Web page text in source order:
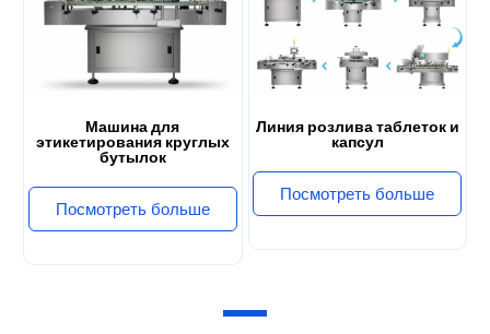
Машина для
этикетирования круглых
Посмотреть больше
Линия розлива таблеток и
капсул
Посмотреть больше
упаковку